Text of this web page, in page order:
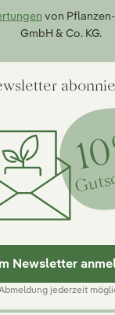
von
GmbH & Co. KG.
Newsletter
jederzeit